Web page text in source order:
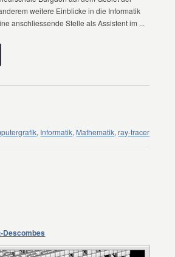
weitere Einblicke in die Informatik
anschliessende Stelle als Assistent im ...
, Informatik, Mathematik,ray-tracer
Descombes